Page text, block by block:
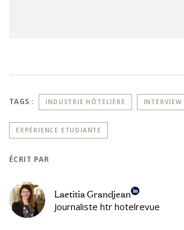
TAGS : INDUSTRIE HÔTELIÈRE INTERVIEW
EXPÉRIENCE ETUDIANTE
ÉCRIT PAR
Laetitia Grandjean
Journaliste htr hotelrevue